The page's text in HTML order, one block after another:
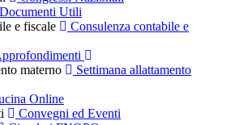
Documenti Utili
e fiscale
Consulenza contabile e
materno
Settimana allattamento
Online
Convegni ed Eventi